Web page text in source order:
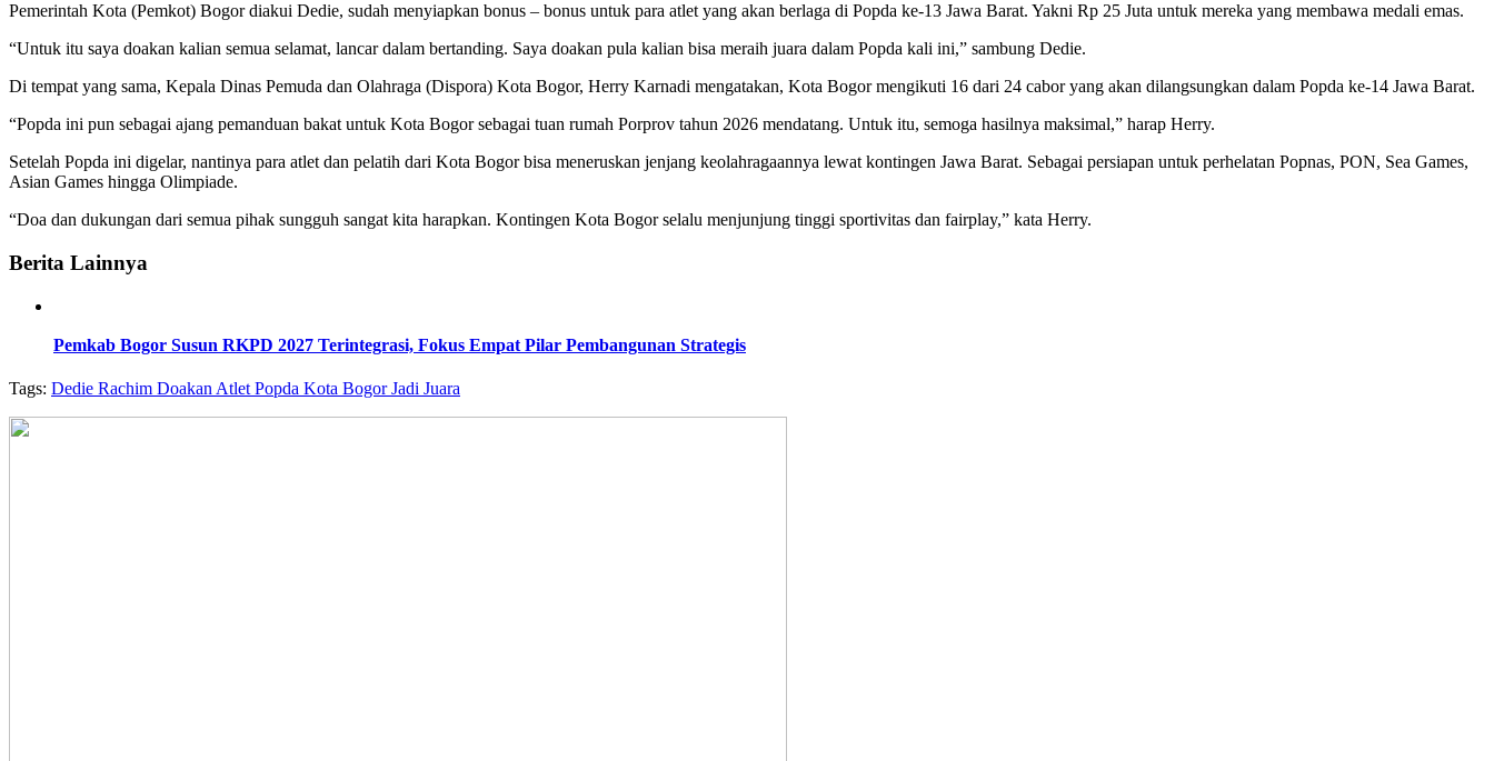
Pemerintah Kota (Pemkot) Bogor diakui Dedie, sudah menyiapkan bonus – bonus untuk para atlet yang akan berlaga di Popda ke-13 Jawa Barat. Yakni Rp 25 Juta untuk mereka yang membawa medali emas.
“Untuk itu saya doakan kalian semua selamat, lancar dalam bertanding. Saya doakan pula kalian bisa meraih juara dalam Popda kali ini,” sambung Dedie.
Di tempat yang sama, Kepala Dinas Pemuda dan Olahraga (Dispora) Kota Bogor, Herry Karnadi mengatakan, Kota Bogor mengikuti 16 dari 24 cabor yang akan dilangsungkan dalam Popda ke-14 Jawa Barat.
“Popda ini pun sebagai ajang pemanduan bakat untuk Kota Bogor sebagai tuan rumah Porprov tahun 2026 mendatang. Untuk itu, semoga hasilnya maksimal,” harap Herry.
Setelah Popda ini digelar, nantinya para atlet dan pelatih dari Kota Bogor bisa meneruskan jenjang keolahragaannya lewat kontingen Jawa Barat. Sebagai persiapan untuk perhelatan Popnas, PON, Sea Games,
Asian Games hingga Olimpiade.
“Doa dan dukungan dari semua pihak sungguh sangat kita harapkan. Kontingen Kota Bogor selalu menjunjung tinggi sportivitas dan fairplay,” kata Herry.
Berita Lainnya
Pemkab Bogor Susun RKPD 2027 Terintegrasi, Fokus Empat Pilar Pembangunan Strategis
Tags: Dedie Rachim Doakan Atlet Popda Kota Bogor Jadi Juara